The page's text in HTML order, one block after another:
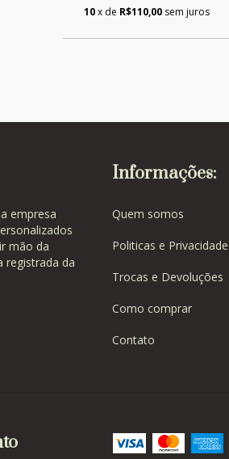
10x de R$110,00 sem juros
empresa
mão da
registrada da
Informações:
Quem somos
Politicas e Privacidade
Trocas e Devoluções
Como comprar
Contato